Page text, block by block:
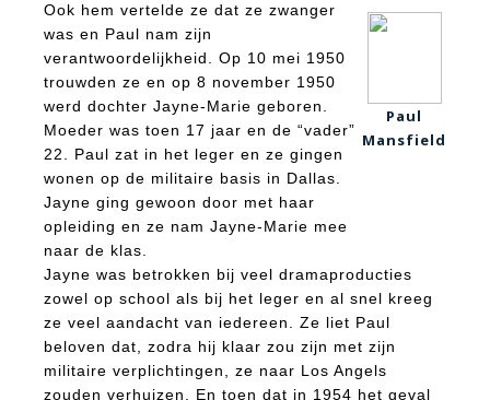
Ook hem vertelde ze dat ze zwanger
was en Paul nam zijn
verantwoordelijkheid. Op 10 mei 1950
trouwden ze en op 8 november 1950
werd dochter Jayne-Marie geboren.
Moeder was toen 17 jaar en de “vader”
22. Paul zat in het leger en ze gingen
wonen op de militaire basis in Dallas.
Jayne ging gewoon door met haar
opleiding en ze nam Jayne-Marie mee
naar de klas.
Paul
Mansfield
Jayne was betrokken bij veel dramaproducties
zowel op school als bij het leger en al snel kreeg
ze veel aandacht van iedereen. Ze liet Paul
beloven dat, zodra hij klaar zou zijn met zijn
militaire verplichtingen, ze naar Los Angels
zouden verhuizen. En toen dat in 1954 het geval